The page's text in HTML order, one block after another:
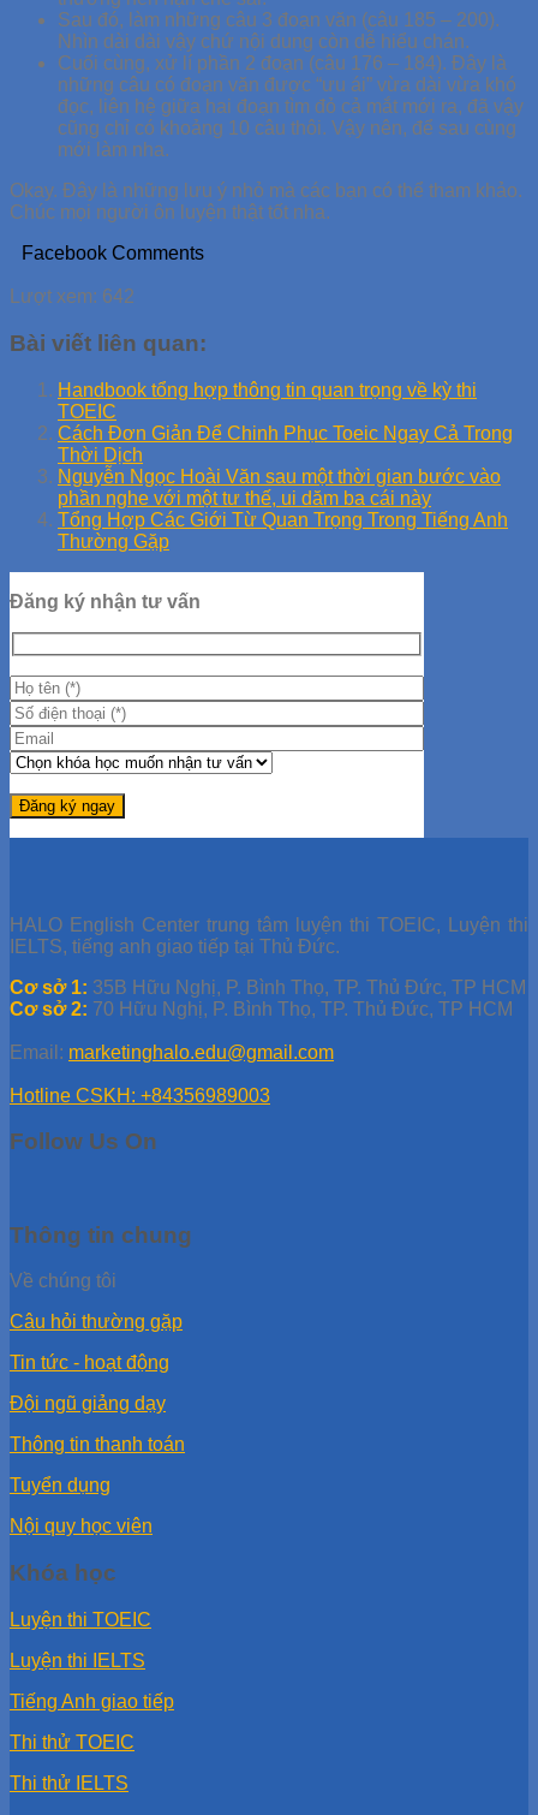
Sau đó, làm những câu 3 đoạn văn (câu 185 – 200).
Nhìn dài dài vậy chứ nội dung còn dễ hiểu chán.
Cuối cùng, xử lí phần 2 đoạn (câu 176 – 184). Đây là
những câu có đoạn văn được “ưu ái” vừa dài vừa khó
đọc, liên hệ giữa hai đoạn tìm đỏ cả mắt mới ra, đã vậy
cũng chỉ có khoảng 10 câu thôi. Vậy nên, để sau cùng
mới làm nha.
Okay. Đây là những lưu ý nhỏ mà các bạn có thể tham khảo.
Chúc mọi người ôn luyện thật tốt nha.
Facebook Comments
Lượt xem: 642
Bài viết liên quan:
Handbook tổng hợp thông tin quan trọng về kỳ thi
TOEIC
Cách Đơn Giản Để Chinh Phục Toeic Ngay Cả Trong
Thời Dịch
Nguyễn Ngọc Hoài Văn sau một thời gian bước vào
phần nghe với một tư thế, ui dăm ba cái này
Tổng Hợp Các Giới Từ Quan Trọng Trong Tiếng Anh
Thường Gặp
Đăng ký nhận tư vấn
HALO English Center trung tâm luyện thi TOEIC, Luyện thi
IELTS, tiếng anh giao tiếp tại Thủ Đức.
Cơ sở 1: 35B Hữu Nghị, P. Bình Thọ, TP. Thủ Đức, TP HCM
Cơ sở 2: 70 Hữu Nghị, P. Bình Thọ, TP. Thủ Đức, TP HCM
Email: marketinghalo.edu@gmail.com
Hotline CSKH: +84356989003
Follow Us On
Thông tin chung
Về chúng tôi
Câu hỏi thường gặp
Tin tức - hoạt động
Đội ngũ giảng dạy
Thông tin thanh toán
Tuyển dụng
Nội quy học viên
Khóa học
Luyện thi TOEIC
Luyện thi IELTS
Tiếng Anh giao tiếp
Thi thử TOEIC
Thi thử IELTS